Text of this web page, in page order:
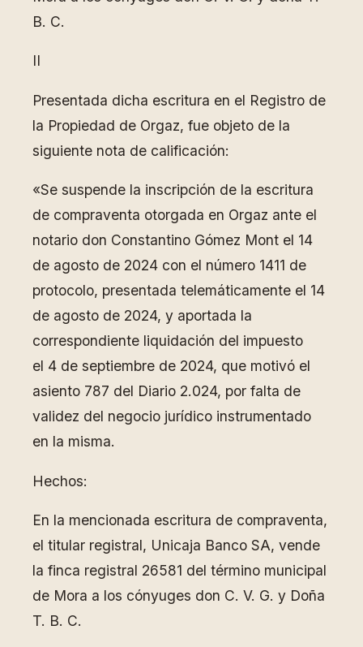
B. C.
II
Presentada dicha escritura en el Registro de
la Propiedad de Orgaz, fue objeto de la
siguiente nota de calificación:
«Se suspende la inscripción de la escritura
de compraventa otorgada en Orgaz ante el
notario don Constantino Gómez Mont el 14
de agosto de 2024 con el número 1411 de
protocolo, presentada telemáticamente el 14
de agosto de 2024, y aportada la
correspondiente liquidación del impuesto
el 4 de septiembre de 2024, que motivó el
asiento 787 del Diario 2.024, por falta de
validez del negocio jurídico instrumentado
en la misma.
Hechos:
En la mencionada escritura de compraventa,
el titular registral, Unicaja Banco SA, vende
la finca registral 26581 del término municipal
de Mora a los cónyuges don C. V. G. y Doña
T. B. C.